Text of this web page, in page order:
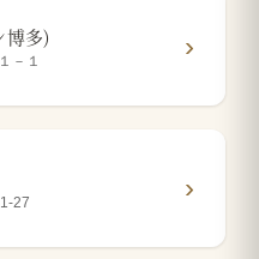
博多)
－１
27